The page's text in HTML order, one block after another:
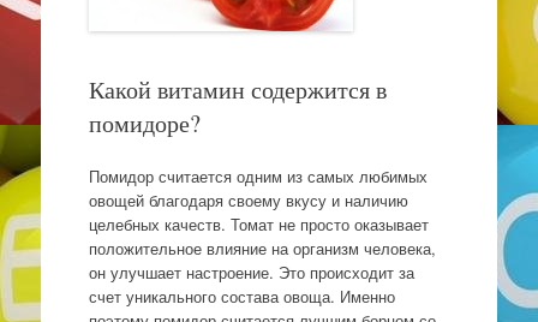
Какой витамин содержится в
помидоре?
Помидор считается одним из самых любимых
овощей благодаря своему вкусу и наличию
целебных качеств. Томат не просто оказывает
положительное влияние на организм человека,
он улучшает настроение. Это происходит за
счет уникального состава овоща. Именно